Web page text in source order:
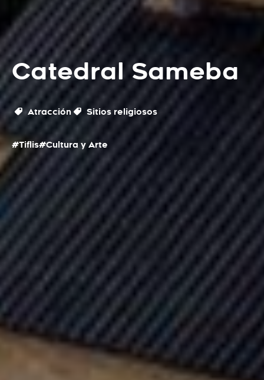
Catedral Sameba
Atracción Sitios religiosos
#Tiflis#Cultura y Arte